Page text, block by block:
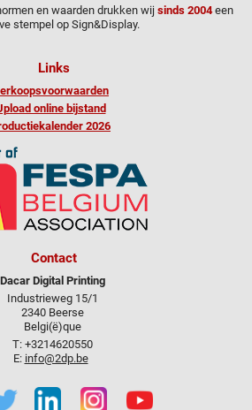
en waarden drukken wij sinds 2004een
stempel op Sign&Display.
Links
online bijstand
2026
Contact
Dacar Digital Printing
Industrieweg 15/1
2340 Beerse
Belgi(ë)que
T: +3214620550
E: info@2dp.be